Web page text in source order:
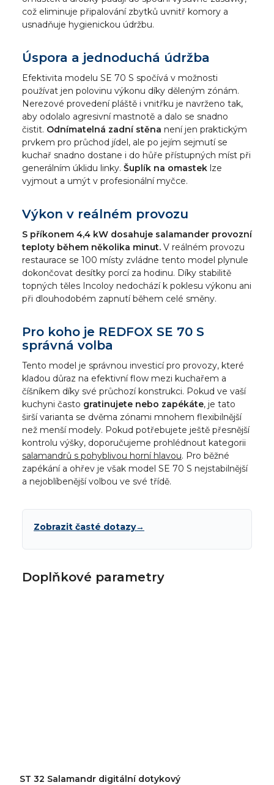
což eliminuje připalování zbytků uvnitř komory a
usnadňuje hygienickou údržbu.
Úspora a jednoduchá údržba
Efektivita modelu SE 70 S spočívá v možnosti
používat jen polovinu výkonu díky děleným zónám.
Nerezové provedení pláště i vnitřku je navrženo tak,
aby odolalo agresivní mastnotě a dalo se snadno
čistit. Odnímatelná zadní stěna není jen praktickým
prvkem pro průchod jídel, ale po jejím sejmutí se
kuchař snadno dostane i do hůře přístupných míst při
generálním úklidu linky. Šuplík na omastek lze
vyjmout a umýt v profesionální myčce.
Výkon v reálném provozu
S příkonem 4,4 kW dosahuje salamander provozní
teploty během několika minut. V reálném provozu
restaurace se 100 místy zvládne tento model plynule
dokončovat desítky porcí za hodinu. Díky stabilitě
topných těles Incoloy nedochází k poklesu výkonu ani
při dlouhodobém zapnutí během celé směny.
Pro koho je REDFOX SE 70 S
správná volba
Tento model je správnou investicí pro provozy, které
kladou důraz na efektivní flow mezi kuchařem a
číšníkem díky své průchozí konstrukci. Pokud ve vaší
kuchyni často gratinujete nebo zapékáte, je tato
širší varianta se dvěma zónami mnohem flexibilnější
než menší modely. Pokud potřebujete ještě přesnější
kontrolu výšky, doporučujeme prohlédnout kategorii
salamandrů s pohyblivou horní hlavou. Pro běžné
zapékání a ohřev je však model SE 70 S nejstabilnější
a nejoblíbenější volbou ve své třídě.
Zobrazit časté dotazy→
Doplňkové parametry
ST 32 Salamandr digitální dotykový